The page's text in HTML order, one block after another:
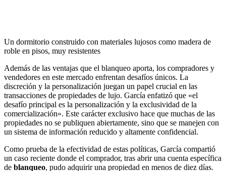
Un dormitorio construido con materiales lujosos como madera de
roble en pisos, muy resistentes
Además de las ventajas que el blanqueo aporta, los compradores y
vendedores en este mercado enfrentan desafíos únicos. La
discreción y la personalización juegan un papel crucial en las
transacciones de propiedades de lujo. García enfatizó que «el
desafío principal es la personalización y la exclusividad de la
comercialización». Este carácter exclusivo hace que muchas de las
propiedades no se publiquen abiertamente, sino que se manejen con
un sistema de información reducido y altamente confidencial.
Como prueba de la efectividad de estas políticas, García compartió
un caso reciente donde el comprador, tras abrir una cuenta específica
de blanqueo, pudo adquirir una propiedad en menos de diez días.